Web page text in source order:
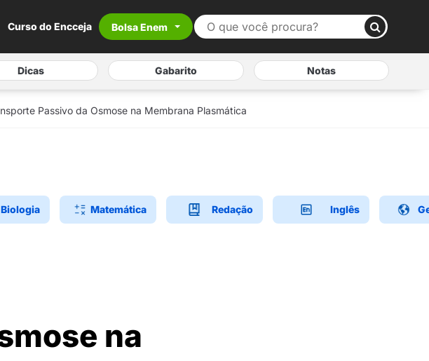
Curso do Encceja Bolsa Enem
Dicas Gabarito Notas
Passivo da Osmose na Membrana Plasmática
Biologia Matemática Redação Inglês
na